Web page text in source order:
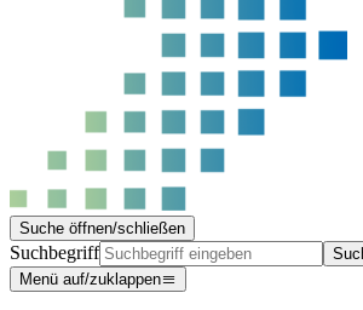
Suche öffnen/schließen
Suchbegriff
Menü auf/zuklappen